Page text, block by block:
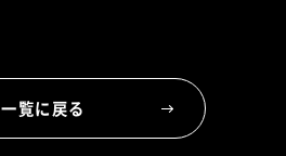
一覧に戻る